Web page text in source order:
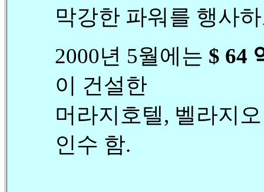
막강한 파워를 행사
2000년 5월에는 $ 64
이 건설한
머라지호텔, 벨라지
인수 함.